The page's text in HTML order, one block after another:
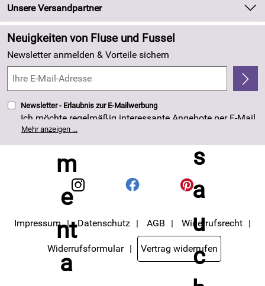
Newsletter
Zahlung und Versand
Kundenlogin
Neu
Angebote
Made in Germany
4,8/5
Unsere Versandpartner
Neuigkeiten von Fluse und Fussel
Newsletter anmelden & Vorteile sichern
Newsletter - Erlaubnis zur E-Mailwerbung
Ich möchte regelmäßig interessante Angebote per E-Mail
erhalten. Meine E-Mail-Adresse wird nicht an andere
Unternehmen weitergegeben. Die Einwilligung zur
Nutzung meiner E-Mail- Adresse für Werbezwecke kann
Datenschutzerklärung habe ich zur Kenntnis
genommen.
Mehr anzeigen ...
Impressum Datenschutz AGB Widerrufsrecht
Widerrufsformular Vertrag widerrufen